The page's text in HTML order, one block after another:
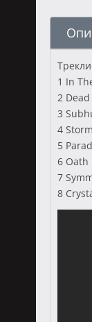
1 In
2 Dead
3
4
5
6 Oath
7
8